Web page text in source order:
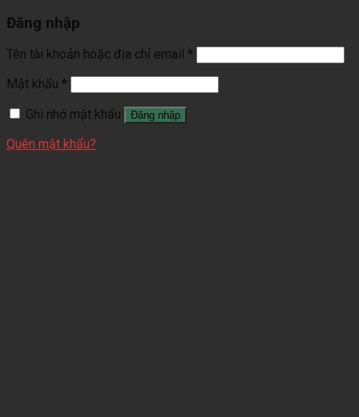
Đăng nhập
Tên tài khoản hoặc địa chỉ email *
Mật khẩu *
Ghi nhớ mật khẩu
Đăng nhập
Quên mật khẩu?